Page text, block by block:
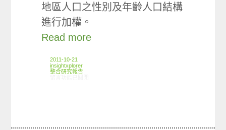
地區人口之性別及年齡人口結構
進行加權。
Read more
2011-10-21
insightxplorer
整合研究報告